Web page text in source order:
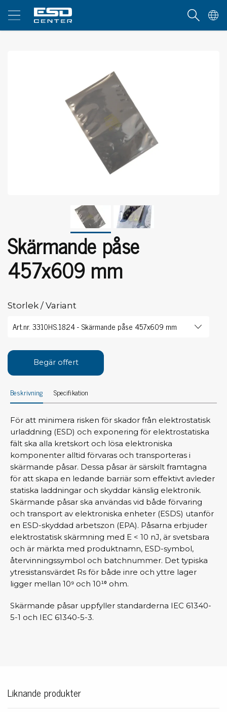
Skärmande påse
457x609 mm
Storlek / Variant
Begär offert
Beskrivning Specifikation
För att minimera risken för skador från elektrostatisk
urladdning (ESD) och exponering för elektrostatiska
fält ska alla kretskort och lösa elektroniska
komponenter alltid förvaras och transporteras i
skärmande påsar. Dessa påsar är särskilt framtagna
för att skapa en ledande barriär som effektivt avleder
statiska laddningar och skyddar känslig elektronik.
Skärmande påsar ska användas vid både förvaring
och transport av elektroniska enheter (ESDS) utanför
en ESD-skyddad arbetszon (EPA). Påsarna erbjuder
elektrostatisk skärmning med E < 10 nJ, är svetsbara
och är märkta med produktnamn, ESD-symbol,
återvinningssymbol och batchnummer. Det typiska
ytresistansvärdet Rs för både inre och yttre lager
ligger mellan 10⁹ och 10¹⁰ ohm.
Skärmande påsar uppfyller standarderna IEC 61340-
5-1 och IEC 61340-5-3.
Liknande produkter